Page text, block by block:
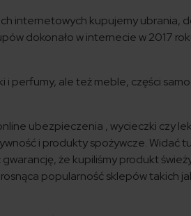
internetowych kupujemy ubrania,
dokonało w internecie w 2017
i perfumy, ale też meble, części
ubezpieczenia , wycieczki czy
i produkty spożywcze. Widać
że kupiliśmy produkt
popularność sklepów takich